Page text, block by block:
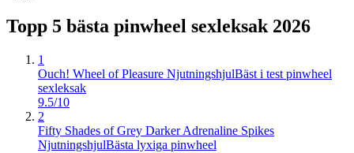
Topp 5 bästa pinwheel sexleksak 2026
1
Ouch! Wheel of Pleasure NjutningshjulBäst i test pinwheel
sexleksak
9.5/10
2
Fifty Shades of Grey Darker Adrenaline Spikes
NjutningshjulBästa lyxiga pinwheel